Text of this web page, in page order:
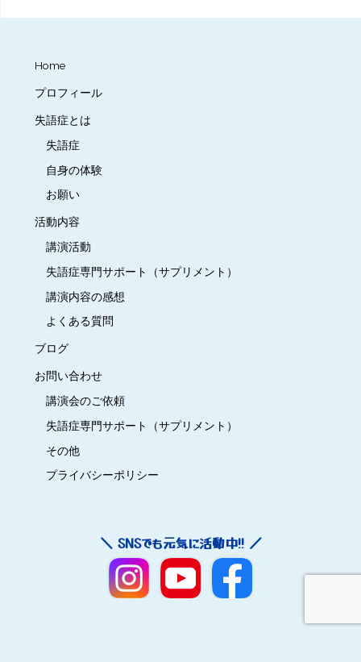
ー
Home
プロフィール
失語症とは
失語症
自身の体験
お願い
活動内容
講演活動
失語症専門サポート（サプリメント）
講演内容の感想
よくある質問
ブログ
お問い合わせ
講演会のご依頼
失語症専門サポート（サプリメント）
その他
プライバシーポリシー
＼ SNSでも元気に活動中!! ／